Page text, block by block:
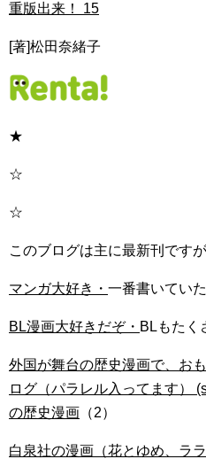
重版出来！ 15
[著]松田奈緒子
★
☆
☆
このブログは主に最新刊です
マンガ大好き・ 一番書いてい
BL漫画大好きだぞ・ BLもたく
外国が舞台の歴史漫画で、お
ログ（パラレル入ってます）
の歴史漫画 （2）
白泉社の漫画（花とゆめ、ラ